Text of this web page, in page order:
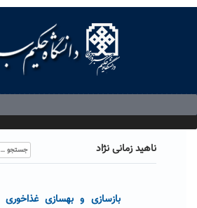
ناهید زمانی نژاد
جستجو
برای:
بازسازی و بهسازی